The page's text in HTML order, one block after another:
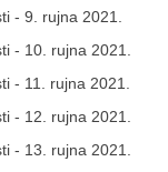
- 9. rujna 2021.
- 10. rujna 2021.
- 11. rujna 2021.
- 12. rujna 2021.
- 13. rujna 2021.